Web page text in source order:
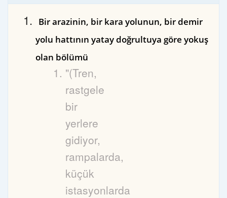
Bir arazinin, bir kara yolunun, bir demir
yolu hattının yatay doğrultuya göre yokuş
olan bölümü
"(Tren,
rastgele
bir
yerlere
gidiyor,
rampalarda,
küçük
istasyonlarda